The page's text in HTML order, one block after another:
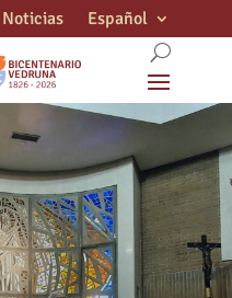
Noticias Español